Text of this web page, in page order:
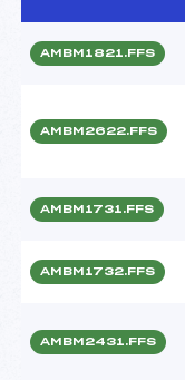
AMBM1821.FFS
AMBM2622.FFS
AMBM1731.FFS
AMBM1732.FFS
AMBM2431.FFS